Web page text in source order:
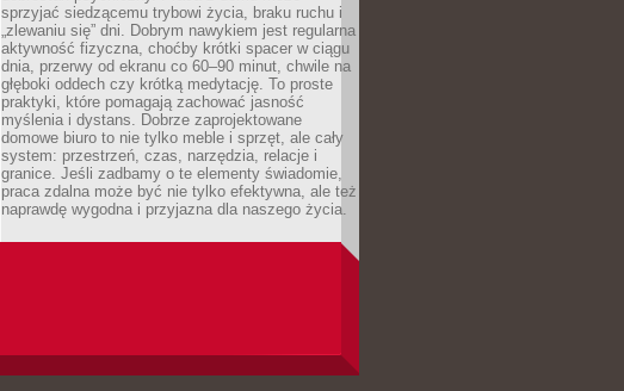
sprzyjać siedzącemu trybowi życia, braku ruchu i
„zlewaniu się” dni. Dobrym nawykiem jest regularna
aktywność fizyczna, choćby krótki spacer w ciągu
dnia, przerwy od ekranu co 60–90 minut, chwile na
głęboki oddech czy krótką medytację. To proste
praktyki, które pomagają zachować jasność
myślenia i dystans. Dobrze zaprojektowane
domowe biuro to nie tylko meble i sprzęt, ale cały
system: przestrzeń, czas, narzędzia, relacje i
granice. Jeśli zadbamy o te elementy świadomie,
praca zdalna może być nie tylko efektywna, ale też
naprawdę wygodna i przyjazna dla naszego życia.